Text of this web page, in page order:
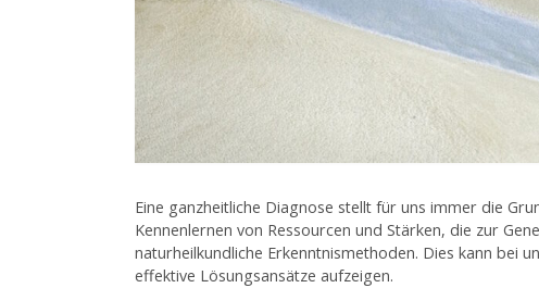
Eine ganzheitliche Diagnose stellt für uns immer die
Kennenlernen von Ressourcen und Stärken, die zur
naturheilkundliche Erkenntnismethoden. Dies kann bei
effektive Lösungsansätze aufzeigen.